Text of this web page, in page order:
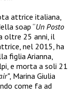
attrice italiana,
soap “Un Posto
oltre 25 anni, il
nel 2015, ha
figlia Arianna,
e morta a soli 21
, Marina Giulia
come fa ad